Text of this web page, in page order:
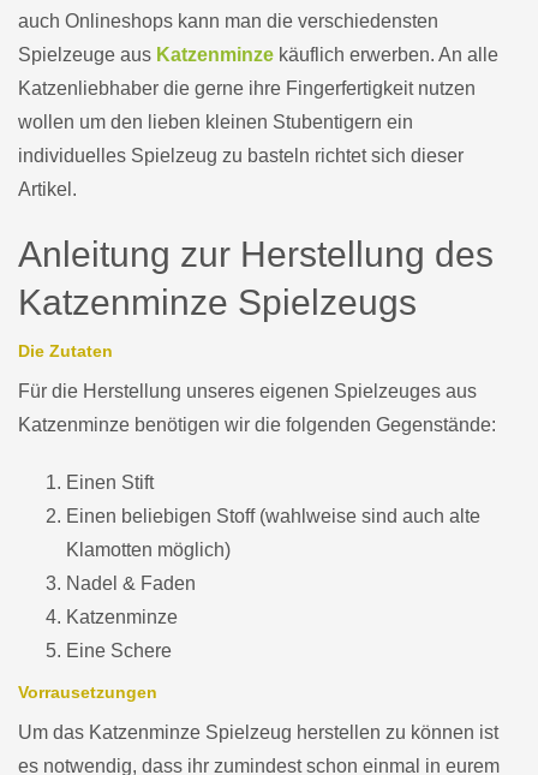
auch Onlineshops kann man die verschiedensten
Spielzeuge aus Katzenminze käuflich erwerben. An alle
Katzenliebhaber die gerne ihre Fingerfertigkeit nutzen
wollen um den lieben kleinen Stubentigern ein
individuelles Spielzeug zu basteln richtet sich dieser
Artikel.
Anleitung zur Herstellung des
Katzenminze Spielzeugs
Die Zutaten
Für die Herstellung unseres eigenen Spielzeuges aus
Katzenminze benötigen wir die folgenden Gegenstände:
Einen Stift
Einen beliebigen Stoff (wahlweise sind auch alte
Klamotten möglich)
Nadel & Faden
Katzenminze
Eine Schere
Vorrausetzungen
Um das Katzenminze Spielzeug herstellen zu können ist
es notwendig, dass ihr zumindest schon einmal in eurem